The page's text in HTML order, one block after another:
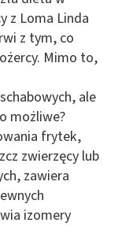
z Loma Linda
z tym, co
Mimo to,
ale
możliwe?
frytek,
zwierzęcy lub
zawiera
izomery